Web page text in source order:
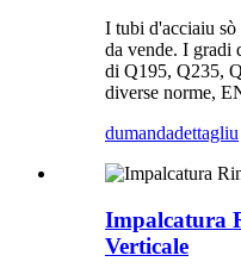
I tubi d'acciaiu
da vende. I gradi
di Q195, Q235,
diverse norme,
dumandadettagliu
Impalcatura
Verticale